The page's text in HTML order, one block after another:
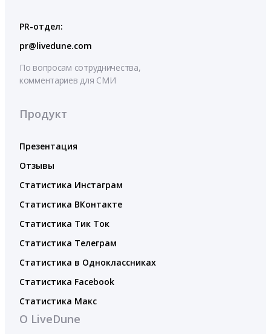
PR-отдел:
pr@livedune.com
По вопросам сотрудничества,
комментариев для СМИ
Продукт
Презентация
Отзывы
Статистика Инстаграм
Статистика ВКонтакте
Статистика Тик Ток
Статистика Телеграм
Статистика в Одноклассниках
Статистика Facebook
Статистика Макс
О LiveDune